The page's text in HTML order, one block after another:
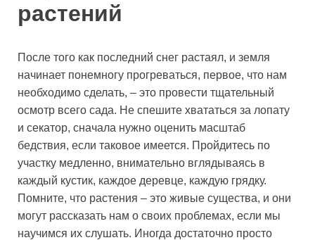
растений
После того как последний снег растаял, и земля
начинает понемногу прогреваться, первое, что нам
необходимо сделать, – это провести тщательный
осмотр всего сада. Не спешите хвататься за лопату
и секатор, сначала нужно оценить масштаб
бедствия, если таковое имеется. Пройдитесь по
участку медленно, внимательно вглядываясь в
каждый кустик, каждое деревце, каждую грядку.
Помните, что растения – это живые существа, и они
могут рассказать нам о своих проблемах, если мы
научимся их слушать. Иногда достаточно просто